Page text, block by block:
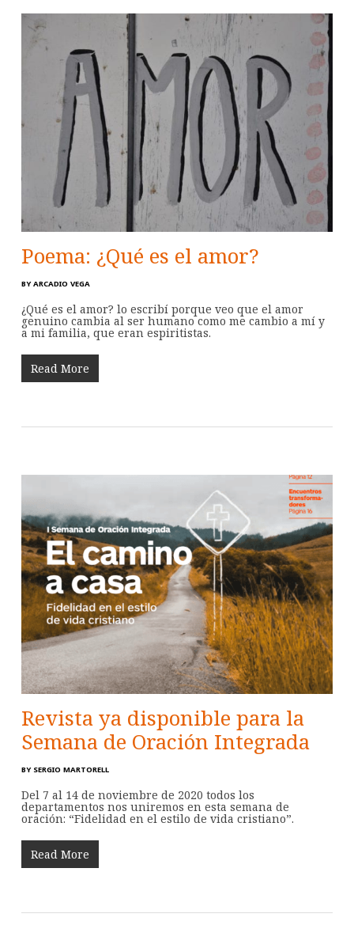
Poema: ¿Qué es el amor?
BY ARCADIO VEGA
¿Qué es el amor? lo escribí porque veo que el amor
genuino cambia al ser humano como me cambio a mí y
a mi familia, que eran espiritistas.
Read More
Revista ya disponible para la
Semana de Oración Integrada
BY SERGIO MARTORELL
Del 7 al 14 de noviembre de 2020 todos los
departamentos nos uniremos en esta semana de
oración: “Fidelidad en el estilo de vida cristiano”.
Read More